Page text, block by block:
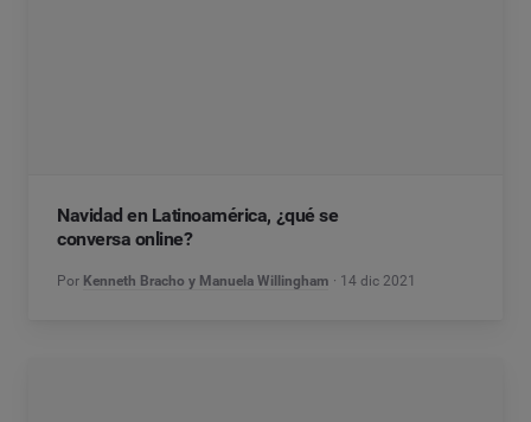
Navidad en Latinoamérica, ¿qué se
conversa online?
Por Kenneth Bracho y Manuela Willingham 14 dic 2021